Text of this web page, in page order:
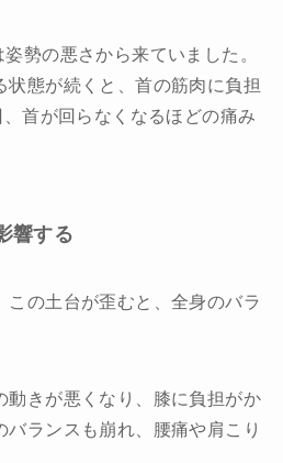
勢の悪さから来ていました。
状態が続くと、首の筋肉に負担
首が回らなくなるほどの痛み
響する
この土台が歪むと、全身のバラ
動きが悪くなり、膝に負担がか
ランスも崩れ、腰痛や肩こり